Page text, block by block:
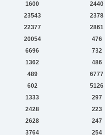
1600 2440
23543 2378
22377 2861
20054 476
6696 732
1362 486
489 6777
602 5126
1333 297
2428 223
2628 247
3764 254